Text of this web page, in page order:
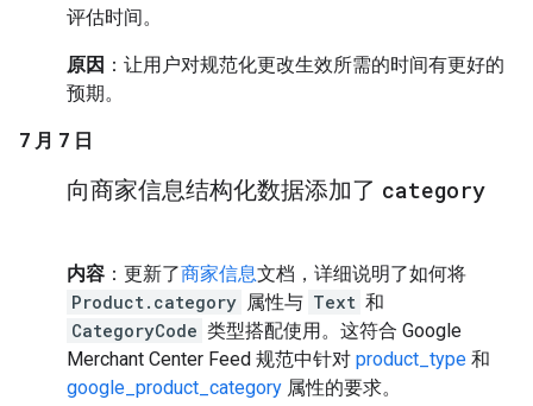
评估时间。
原因 ：让用户对规范化更改生效所需的时间有更好的
预期。
7 月 7 日
向商家信息结构化数据添加了 category
内容 ：更新了商家信息文档，详细说明了如何将
Product.category 属性与 Text 和
CategoryCode 类型搭配使用。这符合 Google
Merchant Center Feed 规范中针对 product_type 和
google_product_category 属性的要求。